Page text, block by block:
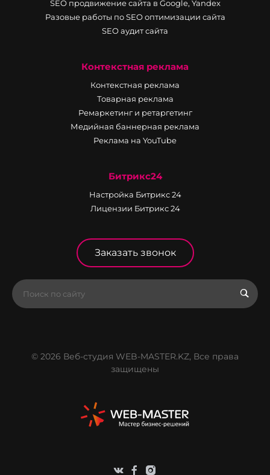
SEO продвижение сайта в Google, Yandex
Разовые работы по SEO оптимизации сайта
SEO аудит сайта
Контекстная реклама
Контекстная реклама
Товарная реклама
Ремаркетинг и ретаргетинг
Медийная баннерная реклама
Реклама на YouTube
Битрикс24
Настройка Битрикс 24
Лицензии Битрикс 24
Заказать звонок
© 2026 Веб-студия WEB-MASTER.KZ, Все права
защищены